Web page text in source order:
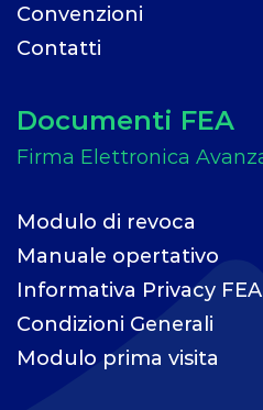
Convenzioni
Contatti
Documenti FEA
Modulo di revoca
Manuale opertativo
Informativa Privacy FEA
Condizioni Generali
Modulo prima visita